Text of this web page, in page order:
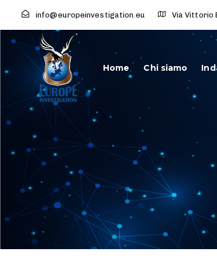
info@europeinvestigation.eu Via Vittorio
Home Chi siamo